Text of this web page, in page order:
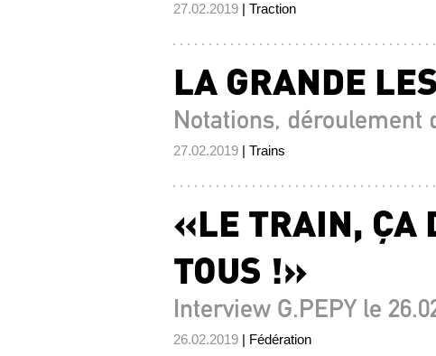
27.02.2019 | Traction
LA GRANDE
Notations, déroulement
27.02.2019 | Trains
«LE TRAIN, ÇA
TOUS !»
Interview G.PEPY le
26.02.2019 | Fédération